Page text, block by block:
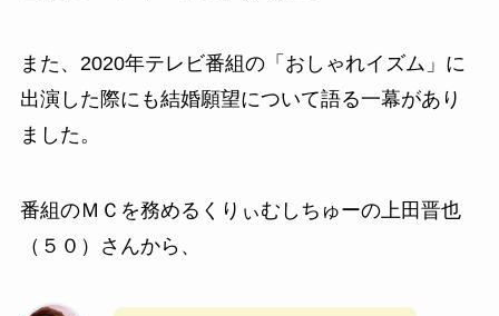
また、2020年テレビ番組の「おしゃれイズム」に
出演した際にも結婚願望について語る一幕があり
ました。
番組のＭＣを務めるくりぃむしちゅーの上田晋也
（５０）さんから、